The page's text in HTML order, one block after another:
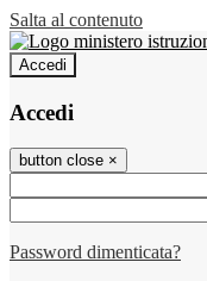
Salta al contenuto
Accedi
Accedi
button close ×
Password dimenticata?